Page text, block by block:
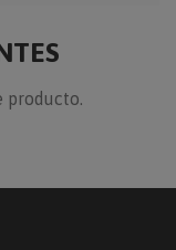
producto.